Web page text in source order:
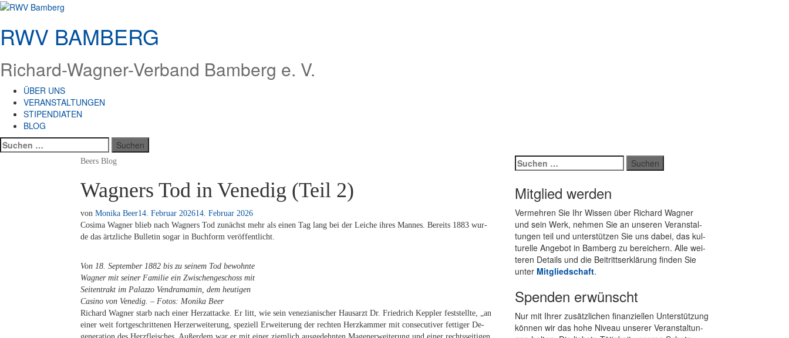
Zum
springen
RWV BAMBERG
Richard-Wagner-Verband Bamberg e. V.
ÜBER UNS
VERANSTALTUNGEN
STIPENDIATEN
BLOG
Suchen
nach:
Beers Blog
Wagners Tod in Venedig (Teil 2)
von Monika Beer14. Februar 202614. Februar 2026
Co­si­ma Wag­ner blieb nach Wag­ners Tod zu­nächst mehr als ei­nen Tag lang bei der Lei­che ih­res Man­nes. Be­reits 1883 wur­
de das ärtzli­che Bul­le­tin so­gar in Buch­form veröffentlicht.
Von 18. Sep­tem­ber 1882 bis zu sei­nem Tod be­wohn­te
Wag­ner mit sei­ner Fa­mi­lie ein Zwi­schen­ge­schoss mit
Sei­ten­trakt im Pa­laz­zo Ven­dra­ma­min, dem heu­ti­gen
Ca­si­no von Ve­ne­dig. – Fo­tos: Mo­ni­ka Beer
Ri­chard Wag­ner starb nach ei­ner Herz­at­ta­cke. Er litt, wie sein ve­ne­zia­ni­scher Haus­arzt Dr. Fried­rich Kepp­ler fest­stell­te, „an
ei­ner weit fort­ge­schrit­te­nen Herz­er­wei­te­rung, spe­zi­ell Er­wei­te­rung der rech­ten Herz­kam­mer mit con­se­cu­ti­ver fet­ti­ger De­
Suchen
nach:
Mitglied werden
Ver­meh­ren Sie Ihr Wis­sen über Ri­chard Wag­ner
und sein Werk, neh­men Sie an un­se­ren Ver­an­stal­
tun­gen teil und un­ter­stüt­zen Sie uns da­bei, das kul­
tu­rel­le An­ge­bot in Bam­berg zu be­rei­chern. Alle wei­
te­ren De­tails und die Bei­tritts­er­klä­rung fin­den Sie
un­ter Mit­glied­schaft.
Spenden erwünscht
Nur mit Ih­rer zu­sätz­li­chen fi­nan­zi­el­len Un­ter­stüt­zung
kön­nen wir das hohe Ni­veau un­se­rer Ver­an­stal­tun­